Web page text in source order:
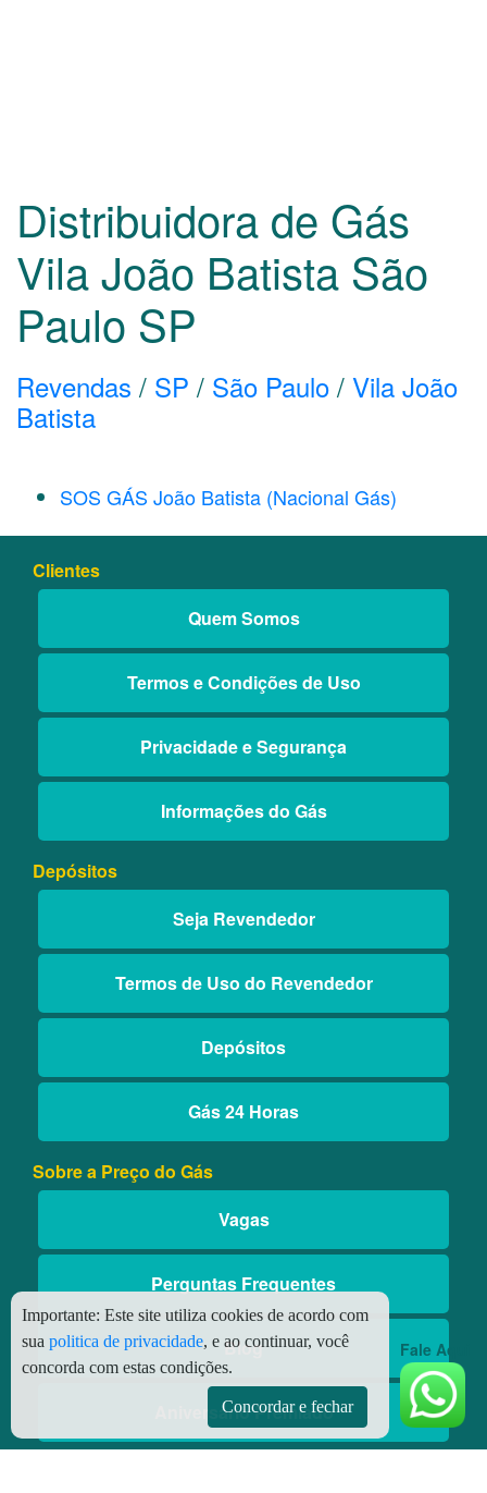
Distribuidora de Gás
Vila João Batista São
Paulo SP
Revendas / SP / São Paulo / Vila João
Batista
SOS GÁS João Batista (Nacional Gás)
Fale Aqui
Clientes
Quem Somos
Termos e Condições de Uso
Privacidade e Segurança
Informações do Gás
Depósitos
Seja Revendedor
Termos de Uso do Revendedor
Depósitos
Gás 24 Horas
Sobre a Preço do Gás
Vagas
Perguntas Frequentes
Blog
Aniversário Premiado
Importante: Este site utiliza cookies de acordo com
sua politica de privacidade, e ao continuar, você
concorda com estas condições.
Concordar e fechar